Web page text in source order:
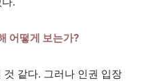
어떻게 보는가?
같다. 그러나 인권 입장